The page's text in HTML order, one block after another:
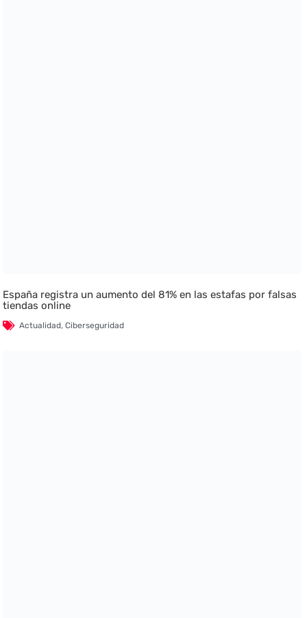
España registra un aumento del 81% en las estafas por falsas
tiendas online
Actualidad,Ciberseguridad